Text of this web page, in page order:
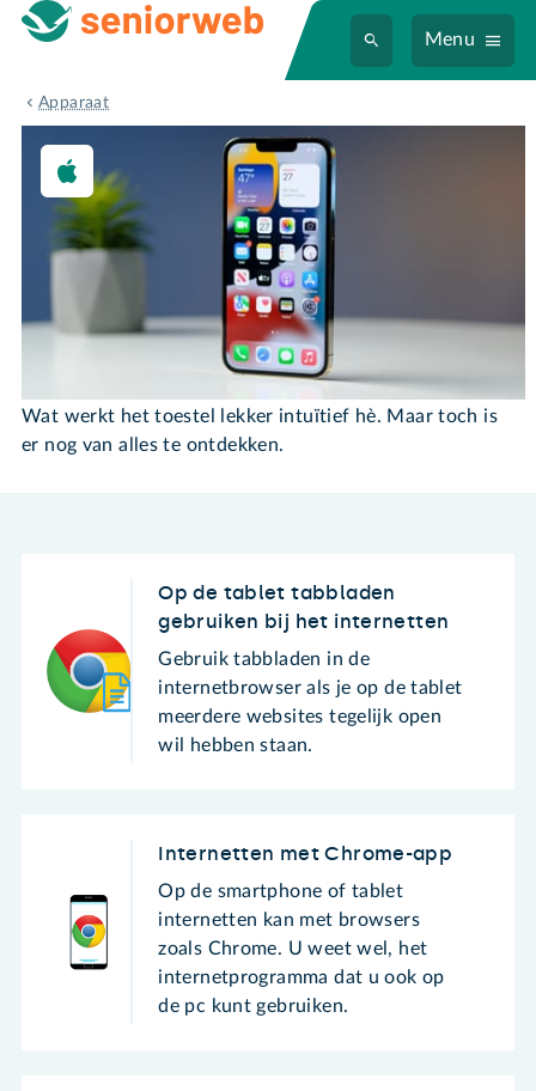
Menu
Apparaat
iPhone/iPad
iPhone/iPad
Wat werkt het toestel lekker intuïtief hè. Maar toch is
er nog van alles te ontdekken.
Op de tablet tabbladen
gebruiken bij het internetten
Gebruik tabbladen in de
internetbrowser als je op de tablet
meerdere websites tegelijk open
wil hebben staan.
Internetten met Chrome-app
Op de smartphone of tablet
internetten kan met browsers
zoals Chrome. U weet wel, het
internetprogramma dat u ook op
de pc kunt gebruiken.